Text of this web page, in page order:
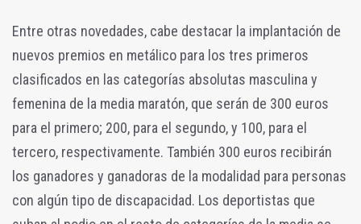
Entre otras novedades, cabe destacar la implantación de
nuevos premios en metálico para los tres primeros
clasificados en las categorías absolutas masculina y
femenina de la media maratón, que serán de 300 euros
para el primero; 200, para el segundo, y 100, para el
tercero, respectivamente. También 300 euros recibirán
los ganadores y ganadoras de la modalidad para personas
con algún tipo de discapacidad. Los deportistas que